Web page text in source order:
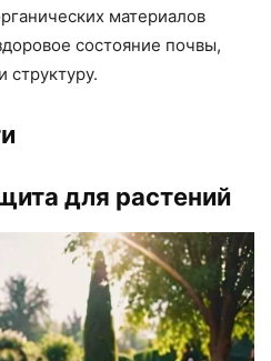
материалов
состояние почвы,
структуру.
для растений